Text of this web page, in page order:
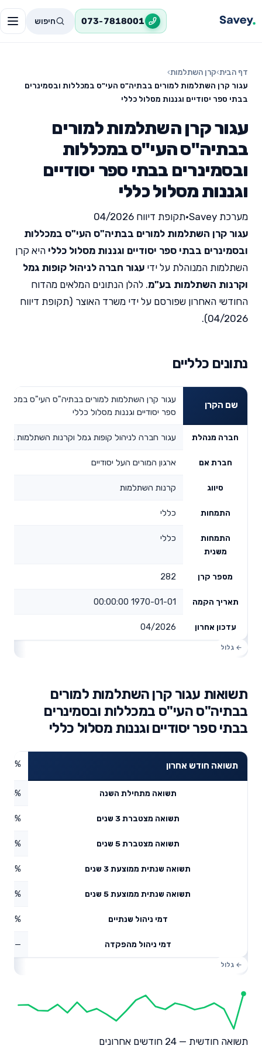
073-7818001 חיפוש
דף הבית›קרן השתלמות›
עגור קרן השתלמות למורים בבתיה"ס העי"ס במכללות ובסמינרים
בבתי ספר יסודיים וגננות מסלול כללי
עגור קרן השתלמות למורים
בבתיה"ס העי"ס במכללות
ובסמינרים בבתי ספר יסודיים
וגננות מסלול כללי
מערכת Savey •תקופת דיווח 04/2026
עגור קרן השתלמות למורים בבתיה"ס העי"ס במכללות
ובסמינרים בבתי ספר יסודיים וגננות מסלול כללי היא קרן
השתלמות המנוהלת על ידי עגור חברה לניהול קופות גמל
וקרנות השתלמות בע"מ. להלן הנתונים המלאים מהדוח
החודשי האחרון שפורסם על ידי משרד האוצר (תקופת דיווח
04/2026).
נתונים כלליים
שם הקרן
עגור קרן השתלמות למורים בבתיה"ס העי"ס
ספר יסודיים וגננות מסלול כללי
חברה מנהלת עגור חברה לניהול קופות גמל וקרנות השתלמות
חברת אם ארגון המורים העל יסודיים
סיווג קרנות השתלמות
התמחות כללי
התמחות
משנית
כללי
מספר קרן 282
תאריך הקמה 1970-01-01 00:00:00
עדכון אחרון 04/2026
תשואות עגור קרן השתלמות למורים
בבתיה"ס העי"ס במכללות ובסמינרים
בבתי ספר יסודיים וגננות מסלול כללי
תשואה חודש אחרון
תשואה מתחילת השנה
תשואה מצטברת 3 שנים
תשואה מצטברת 5 שנים
תשואה שנתית ממוצעת 3 שנים
תשואה שנתית ממוצעת 5 שנים
דמי ניהול שנתיים 0.19%
דמי ניהול מהפקדה —
תשואה חודשית — 24 חודשים אחרונים